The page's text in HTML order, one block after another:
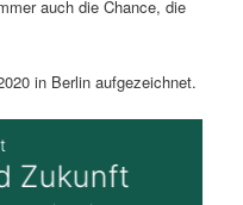
auch die Chance, die
in Berlin aufgezeichnet.